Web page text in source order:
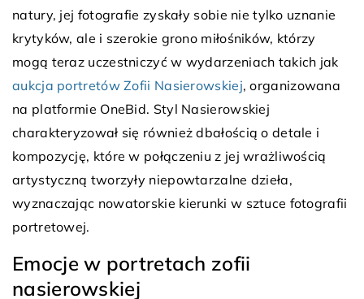
natury, jej fotografie zyskały sobie nie tylko uznanie
krytyków, ale i szerokie grono miłośników, którzy
mogą teraz uczestniczyć w wydarzeniach takich jak
aukcja portretów Zofii Nasierowskiej, organizowana
na platformie OneBid. Styl Nasierowskiej
charakteryzował się również dbałością o detale i
kompozycję, które w połączeniu z jej wrażliwością
artystyczną tworzyły niepowtarzalne dzieła,
wyznaczając nowatorskie kierunki w sztuce fotografii
portretowej.
Emocje w portretach zofii
nasierowskiej